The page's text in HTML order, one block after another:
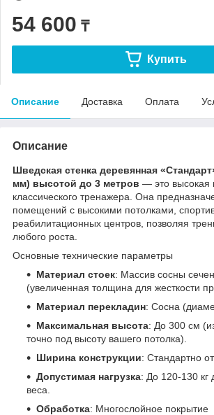
54 600 ₸
Купить
Описание Доставка Оплата
Описание
Шведская стенка деревянная
мм) высотой до 3 метров — это высокая
классического тренажера. Она
помещений с высокими потолками,
реабилитационных центров, позволяя
любого роста.
Основные технические параметры
Материал стоек: Массив сосны
(увеличенная толщина для жесткости
Материал перекладин: Сосна
Максимальная высота: До 300 см
точно под высоту вашего потолка).
Ширина конструкции: Стандартно
Допустимая нагрузка: До 120-130 кг
веса.
Обработка: Многослойное покрытие